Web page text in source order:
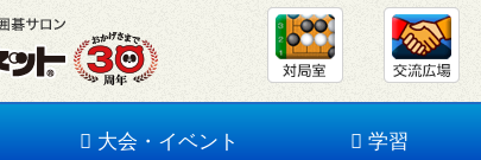
大会・イベント 学習